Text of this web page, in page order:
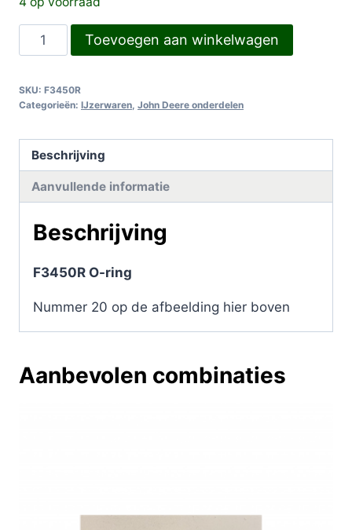
F3450R
O-
aantal
Toevoegen aan winkelwagen
SKU: F3450R
Categorieën: IJzerwaren John Deere onderdelen
Beschrijving
Aanvullende informatie
Beschrijving
F3450R O-ring
Nummer 20 op de afbeelding hier boven
Aanbevolen combinaties